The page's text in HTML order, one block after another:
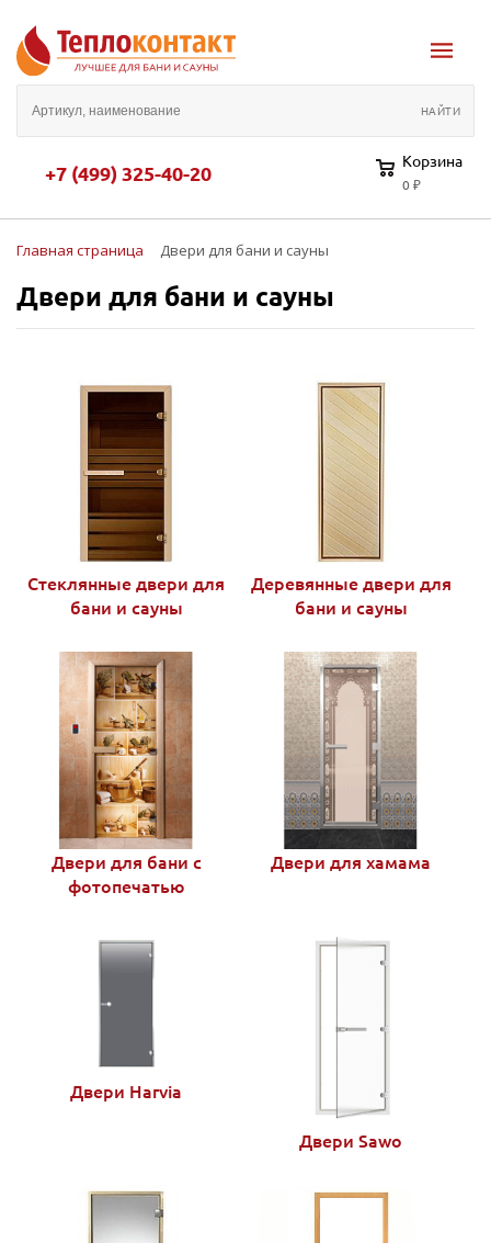
+7 (499) 325-40-20 Корзина
0 ₽
Главная страница Двери для бани и сауны
Двери для бани и сауны
Стеклянные двери для
бани и сауны
Деревянные двери для
бани и сауны
Двери для бани с
фотопечатью
Двери для хамама
Двери Harvia
Двери Sawo